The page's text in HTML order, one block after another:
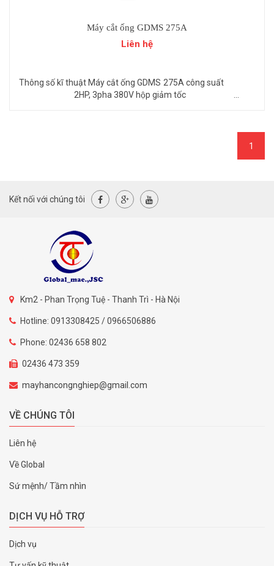
Máy cắt ống GDMS 275A
Liên hệ
Thông số kĩ thuật Máy cắt ống GDMS 275A công suất
2HP, 3pha 380V hộp giảm tốc ...
1
Kết nối với chúng tôi
Km2 - Phan Trọng Tuệ - Thanh Trì - Hà Nội
Hotline: 0913308425 / 0966506886
Phone: 02436 658 802
02436 473 359
mayhancongnghiep@gmail.com
VỀ CHÚNG TÔI
Liên hệ
Về Global
Sứ mệnh/ Tầm nhìn
DỊCH VỤ HỖ TRỢ
Dịch vụ